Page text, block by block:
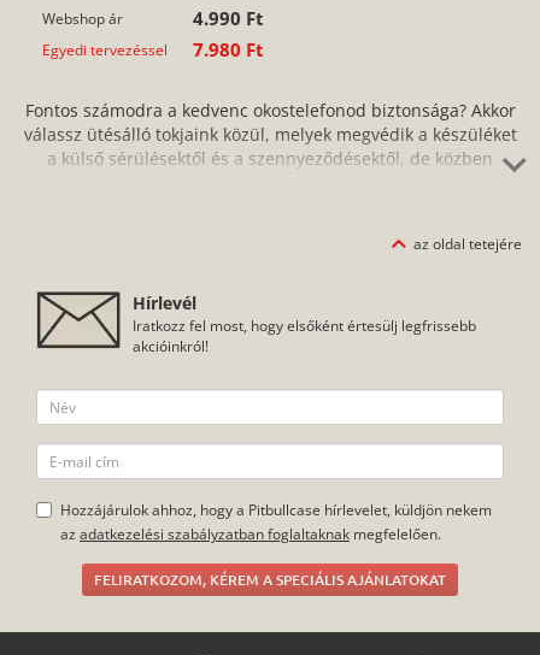
Webshop ár 4.990 Ft
Egyedi tervezéssel 7.980 Ft
Fontos számodra a kedvenc okostelefonod biztonsága? Akkor
válassz ütésálló tokjaink közül, melyek megvédik a készüléket
a külső sérülésektől és a szennyeződésektől, de közben
számos színben és verzióban. Kínálatunkban olyan gyártók
az oldal tetejére
Hírlevél
Iratkozz fel most, hogy elsőként értesülj legfrissebb
akcióinkról!
Hozzájárulok ahhoz, hogy a Pitbullcase hírlevelet, küldjön nekem
az adatkezelési szabályzatban foglaltaknak megfelelően.
FELIRATKOZOM, KÉREM A SPECIÁLIS AJÁNLATOKAT